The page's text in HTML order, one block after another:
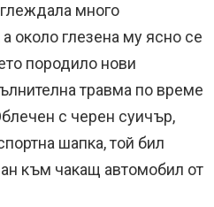
много
около глезена му ясно се
породило нови
травма по време
с черен суичър,
шапка, той бил
към чакащ автомобил от